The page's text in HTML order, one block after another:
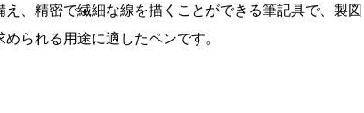
、精密で繊細な線を描くことができる筆記具で、製図
られる用途に適したペンです。